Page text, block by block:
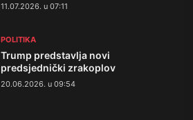
11.07.2026. u 07:11
POLITIKA
Trump predstavlja novi
predsjednički zrakoplov
20.06.2026. u 09:54